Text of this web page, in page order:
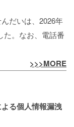
だいは、2026年
た。なお、電話番
>>>MORE
る個人情報漏洩